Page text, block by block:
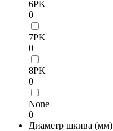
6PK
0
7PK
0
8PK
0
None
0
Диаметр шкива (мм)